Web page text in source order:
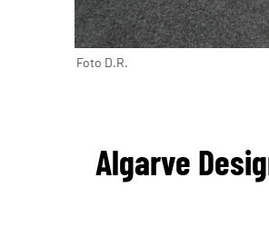
Foto D.R.
Algarve